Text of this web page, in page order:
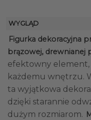
WYGLĄD
Figurka dekoracyjna
brązowej, drewnianej
efektowny
każdemu wnętrzu.
ta wyjątkowa
dzięki starannie
dużym rozmiarom.